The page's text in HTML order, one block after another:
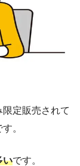
定販売されて
。
いです。